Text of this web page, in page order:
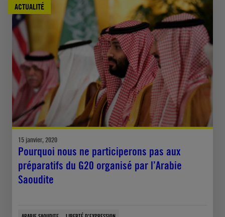
ACTUALITÉ
15 janvier, 2020
Pourquoi nous ne participerons pas aux
préparatifs du G20 organisé par l’Arabie
Saoudite